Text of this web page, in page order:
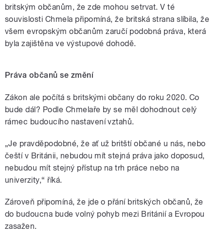
britským občanům, že zde mohou setrvat. V té
souvislosti Chmela připomíná, že britská strana slíbila, že
všem evropským občanům zaručí podobná práva, která
byla zajištěna ve výstupové dohodě.
Práva občanů se změní
Zákon ale počítá s britskými občany do roku 2020. Co
bude dál? Podle Chmelaře by se měl dohodnout celý
rámec budoucího nastavení vztahů.
„Je pravděpodobné, že ať už britští občané u nás, nebo
čeští v Británii, nebudou mít stejná práva jako doposud,
nebudou mít stejný přístup na trh práce nebo na
univerzity,“ říká.
Zároveň připomíná, že jde o přání britských občanů, že
do budoucna bude volný pohyb mezi Británií a Evropou
zasažen.